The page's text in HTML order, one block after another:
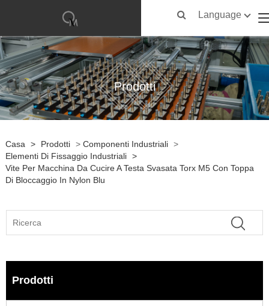
Language
Prodotti
Casa > Prodotti > Componenti Industriali >
Elementi Di Fissaggio Industriali >
Vite Per Macchina Da Cucire A Testa Svasata Torx M5 Con Toppa
Di Bloccaggio In Nylon Blu
Prodotti